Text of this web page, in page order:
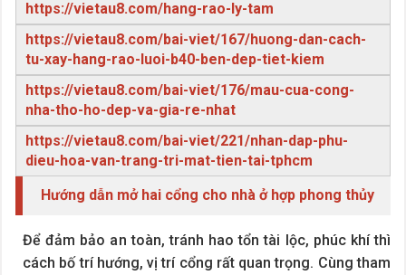
https://vietau8.com/hang-rao-ly-tam
https://vietau8.com/bai-viet/167/huong-dan-cach-
tu-xay-hang-rao-luoi-b40-ben-dep-tiet-kiem
https://vietau8.com/bai-viet/176/mau-cua-cong-
nha-tho-ho-dep-va-gia-re-nhat
https://vietau8.com/bai-viet/221/nhan-dap-phu-
dieu-hoa-van-trang-tri-mat-tien-tai-tphcm
Hướng dẫn mở hai cổng cho nhà ở hợp phong thủy
Để đảm bảo an toàn, tránh hao tổn tài lộc, phúc khí thì
cách bố trí hướng, vị trí cổng rất quan trọng. Cùng tham